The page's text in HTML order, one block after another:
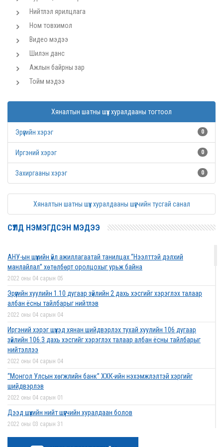
Нийтлэл ярилцлага
Ном товхимол
Видео мэдээ
Шилэн данс
Ажлын байрны зар
Тойм мэдээ
Хяналтын шатны шүүх хуралдааны тогтоол
Эрүүгийн хэрэг 0
Иргэний хэрэг 0
Захиргааны хэрэг 0
Хяналтын шатны шүүх хуралдааны шүүгчийн тусгай санал
СҮҮЛД НЭМЭГДСЭН МЭДЭЭ
АНУ-ын шүүхийн үйл ажиллагаатай танилцах “Нээлттэй дэлхий
манлайлал” хөтөлбөрт оролцохыг урьж байна
2022 оны 04 сарын 05
Эрүүгийн хуулийн 1.10 дугаар зүйлийн 2 дахь хэсгийг хэрэглэх талаар
албан ёсны тайлбарыг нийтлэв
2022 оны 04 сарын 04
Иргэний хэрэг шүүхэд хянан шийдвэрлэх тухай хуулийн 106 дугаар
зүйлийн 106.3 дахь хэсгийг хэрэглэх талаар албан ёсны тайлбарыг
нийтэллээ
2022 оны 04 сарын 04
“Монгол Улсын хөгжлийн банк” ХХК-ийн нэхэмжлэлтэй хэргийг
шийдвэрлэв
2022 оны 04 сарын 01
Дээд шүүхийн нийт шүүгчийн хуралдаан болов
2022 оны 03 сарын 31
Нээлттэй ажлын байрны зар